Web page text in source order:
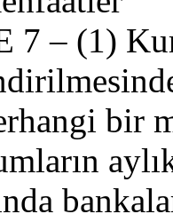
7 – (1)
bir